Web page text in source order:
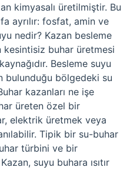
kimyasalı üretilmiştir. Bu
ayrılır: fosfat, amin ve
nedir? Kazan besleme
kesintisiz buhar üretmesi
Besleme suyu
bulunduğu bölgedeki su
kazanları ne işe
üreten özel bir
elektrik üretmek veya
Tipik bir su-buhar
türbini ve bir
suyu buhara ısıtır